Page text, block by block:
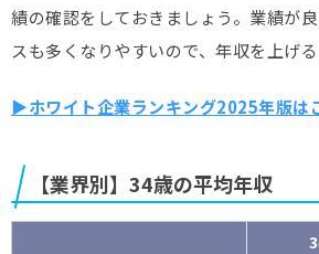
績の確認をしておきましょう。業績が
スも多くなりやすいので、年収を上げる
▶ホワイト企業ランキング2025年版は
【業界別】34歳の平均年収​